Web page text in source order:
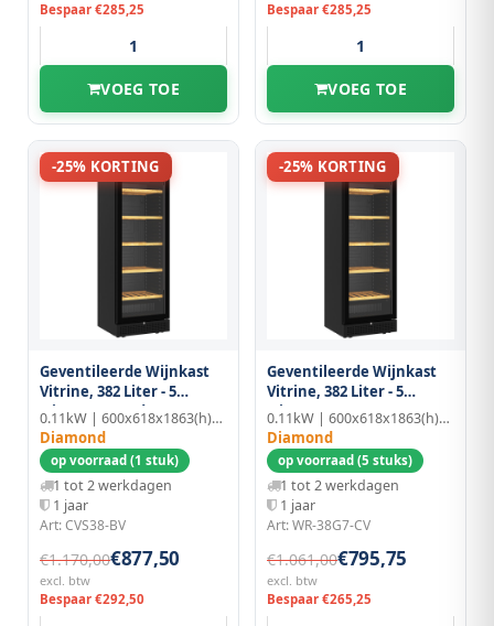
Bespaar €285,25
VOEG TOE
Bespaar €285,25
VOEG TOE
-25% KORTING
Geventileerde Wijnkast
Vitrine, 382 Liter - 5
Niveaus - Zonder Frame -
Zwart
0.11kW | 600x618x1863(h)mm
Diamond
op voorraad (1 stuk)
1 tot 2 werkdagen
1 jaar
Art: CVS38-BV
€1.170,00€877,50
excl. btw
Bespaar €292,50
-25% KORTING
Geventileerde Wijnkast
Vitrine, 382 Liter - 5
Niveaus - Zwart
0.11kW | 600x618x1863(h)mm
Diamond
op voorraad (5 stuks)
1 tot 2 werkdagen
1 jaar
Art: WR-38G7-CV
€1.061,00€795,75
excl. btw
Bespaar €265,25